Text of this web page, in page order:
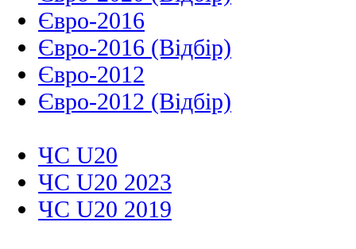
Євро-2016
Євро-2016 (Відбір)
Євро-2012
Євро-2012 (Відбір)
ЧС U20
ЧС U20 2023
ЧС U20 2019